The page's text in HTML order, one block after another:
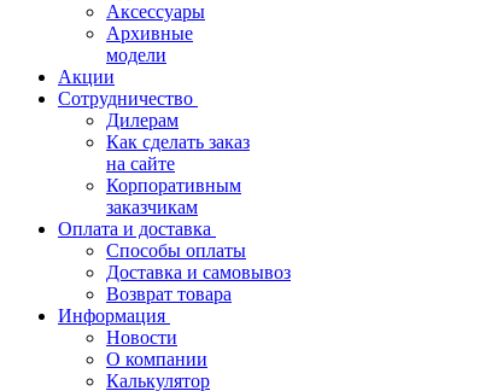
Аксессуары
Архивные
модели
Акции
Сотрудничество
Дилерам
Как сделать заказ
на сайте
Корпоративным
заказчикам
Оплата и доставка
Способы оплаты
Доставка и самовывоз
Возврат товара
Информация
Новости
О компании
Калькулятор